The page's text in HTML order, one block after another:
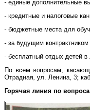
- единые дополнительные
- кредитные и налоговые
- бюджетные места для
- за будущим
- бесплатный отдых детей в
По всем вопросам,
Отрадная, ул. Ленина, 3;
Горячая линия по